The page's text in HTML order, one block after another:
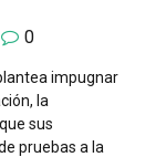
0
impugnar
la
sus
pruebas a la